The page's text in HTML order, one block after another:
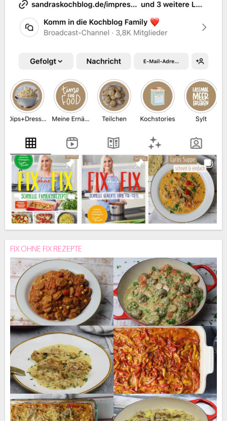
FIX OHNE FIX REZEPTE